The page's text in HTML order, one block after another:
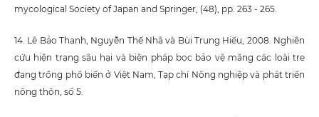
mycological Society of Japan and Springer, (48), pp. 263 - 265.
14. Lê Bảo Thanh, Nguyễn Thế Nhã và Bùi Trung Hiếu, 2008. Nghiên
cứu hiện trạng sâu hại và biện pháp bọc bảo vệ măng các loài tre
đang trồng phổ biến ở Việt Nam, Tạp chí Nông nghiệp và phát triển
nông thôn, số 5.